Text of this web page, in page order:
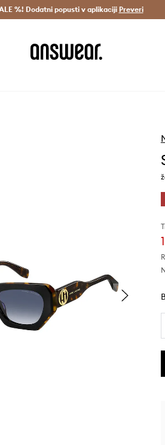
> Prihrani z vpisom v Answear Club >
%! Dodatni popusti v aplikaciji Preveri